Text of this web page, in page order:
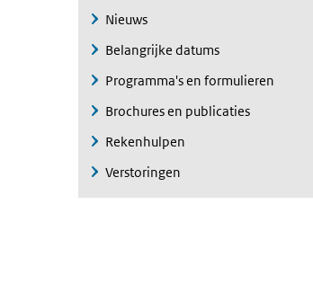
Nieuws
Belangrijke datums
Programma's en formulieren
Brochures en publicaties
Rekenhulpen
Verstoringen